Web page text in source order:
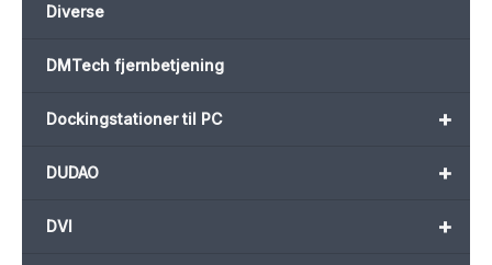
Diverse
DMTech fjernbetjening
+
Dockingstationer til PC
+
DUDAO
+
DVI